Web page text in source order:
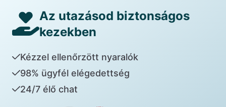
Az utazásod biztonságos
kezekben
Kézzel ellenőrzött nyaralók
98% ügyfél elégedettség
24/7 élő chat